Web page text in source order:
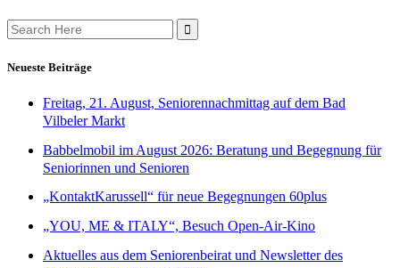
Search
for:
Neueste Beiträge
Freitag, 21. August, Seniorennachmittag auf dem Bad
Vilbeler Markt
Babbelmobil im August 2026: Beratung und Begegnung für
Seniorinnen und Senioren
„KontaktKarussell“ für neue Begegnungen 60plus
„YOU, ME & ITALY“, Besuch Open-Air-Kino
Aktuelles aus dem Seniorenbeirat und Newsletter des